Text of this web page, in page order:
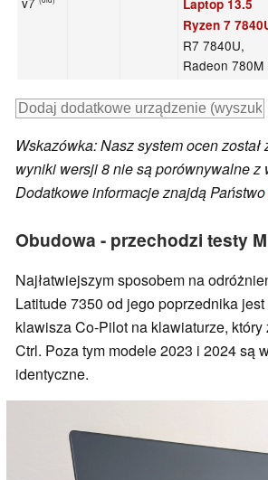
Laptop 13.5
Ryzen 7
R7 7840U,
Radeon 780M
Wskazówka: Nasz system ocen
wyniki wersji 8 nie są porównywalne z
Dodatkowe informacje znajdą Państwo
Obudowa - przechodzi testy
Najłatwiejszym sposobem na
Latitude 7350 od jego poprzednika
klawisza Co-Pilot na klawiaturze,
Ctrl. Poza tym modele 2023 i 2024 są
identyczne.